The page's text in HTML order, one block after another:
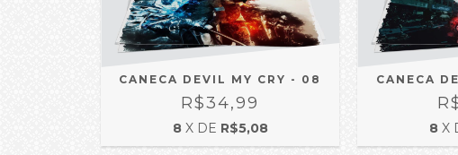
CANECA DEVIL MY CRY - 08
R$34,99
8 X DE R$5,08
CANECA
8 X